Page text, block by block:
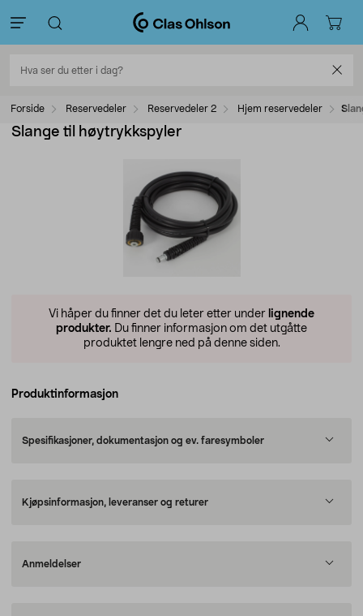
Forside Reservedeler Reservedeler 2 Hjem reservedeler
Slange til høytrykkspyler
Vi håper du finner det du leter etter under lignende
produkter. Du finner informasjon om det utgåtte
produktet lengre ned på denne siden.
Produktinformasjon
Spesifikasjoner, dokumentasjon og ev. faresymboler
Kjøpsinformasjon, leveranser og returer
Anmeldelser